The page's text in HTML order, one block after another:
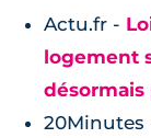
Actu.fr -
logement
désormais
20Minutes